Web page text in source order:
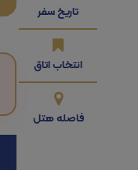
تاریخ سفر
انتخاب اتاق
فاصله هتل